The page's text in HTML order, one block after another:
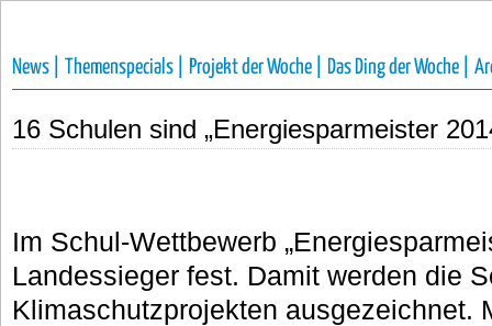
News | Themenspecials | Projekt der Woche | Das Ding der Woche |
16 Schulen sind „Energiesparmeister
Im Schul-Wettbewerb
Landessieger fest. Damit werden die
Klimaschutzprojekten ausgezeichnet.